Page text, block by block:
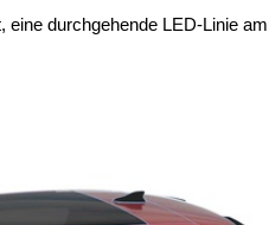
durchgehende LED-Linie